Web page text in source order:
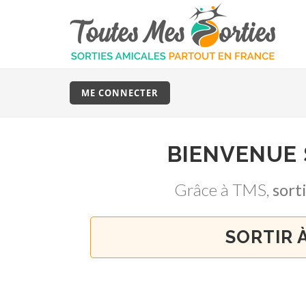
ME CONNECTER
Grâce à TMS,
SORTIR